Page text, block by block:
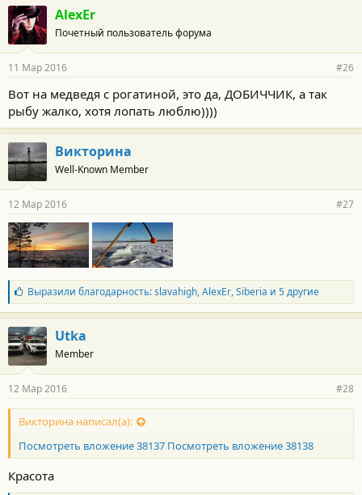
о
д
а
р
н
о
т
и
:
AlexEr
Почетный пользователь форума
11 Мар 2016 #26
Вот на медведя с рогатиной, это да, ДОБИЧЧИК, а так
рыбу жалко, хотя лопать люблю))))
Викторина
Well-Known Member
12 Мар 2016 #27
Б
л
а
г
о
д
а
р
н
о
с
и
:
Выразили благодарность:slavahigh,AlexEr,Siberia и 5 другие
Utka
Member
12 Мар 2016 #28
Викторина написал(а):
Посмотреть вложение 38137 Посмотреть вложение 38138
Красота